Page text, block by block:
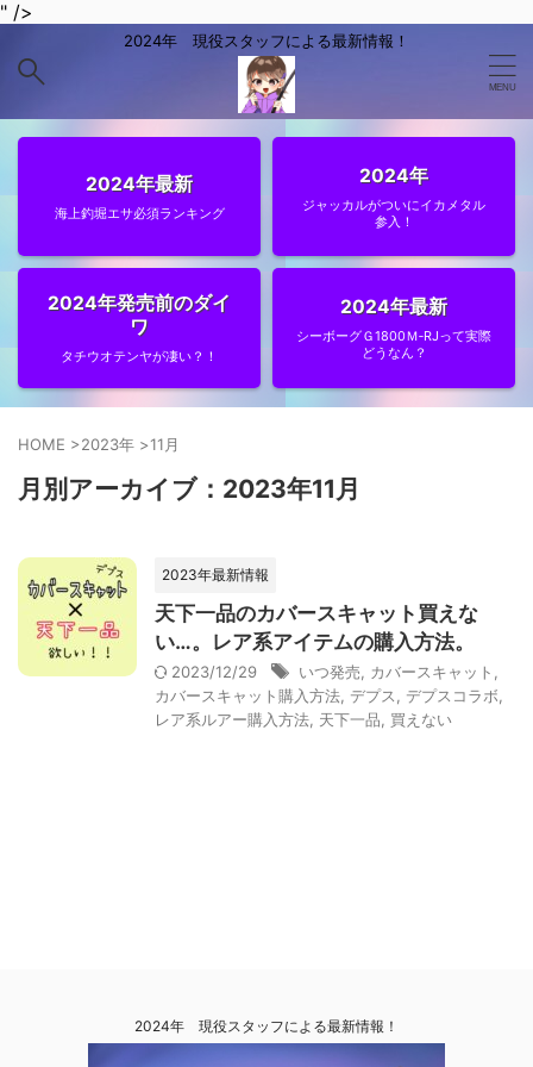
" />
2024年 現役スタッフによる最新情報！
2024年最新
海上釣堀エサ必須ランキング
2024年
ジャッカルがついにイカメタル
参入！
2024年発売前のダイ
ワ
タチウオテンヤが凄い？！
2024年最新
シーボーグＧ1800Ｍ‐RJって実際
どうなん？
HOME >2023年 >11月
月別アーカイブ：2023年11月
2023年最新情報
天下一品のカバースキャット買えな
い…。レア系アイテムの購入方法。
2023/12/29 いつ発売 カバースキャット
カバースキャット購入方法 デプス デプスコラボ
レア系ルアー購入方法 天下一品 買えない
2024年 現役スタッフによる最新情報！